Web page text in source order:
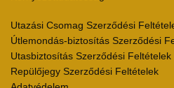
Utazási Csomag Szerződési
Útlemondás-biztosítás Szerződési
Utasbiztosítás Szerződési Feltételek
Repülőjegy Szerződési Feltételek